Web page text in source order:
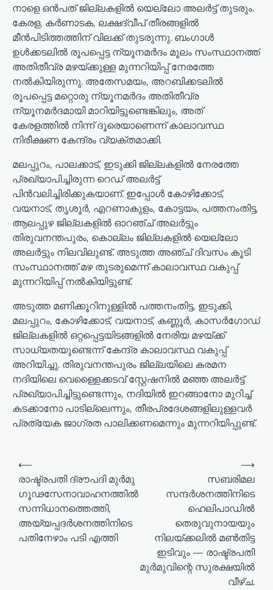
നാളെ ഒൻപത് ജില്ലകളിൽ യെല്ലോ അലർട്ട് തുടരും.
കേരള, കർണാടക, ലക്ഷദ്വീപ് തീരങ്ങളിൽ
മീൻപിടിത്തത്തിന് വിലക്ക് തുടരുന്നു. ബംഗാൾ
ഉൾക്കടലിൽ രൂപപ്പെട്ട ന്യൂനമർദം മൂലം സംസ്ഥാനത്ത്
അതിതീവ്ര മഴയ്ക്കുള്ള മുന്നറിയിപ്പ് നേരത്തേ
നൽകിയിരുന്നു. അതേസമയം, അറബിക്കടലിൽ
രൂപപ്പെട്ട മറ്റൊരു ന്യൂനമർദം അതിതീവ്ര
ന്യൂനമർദമായി മാറിയിട്ടുണ്ടെങ്കിലും, അത്
കേരളത്തിൽ നിന്ന് ദൂരെയാണെന്ന് കാലാവസ്ഥ
നിരീക്ഷണ കേന്ദ്രം വ്യക്തമാക്കി.
മലപ്പുറം, പാലക്കാട്, ഇടുക്കി ജില്ലകളിൽ നേരത്തേ
പ്രഖ്യാപിച്ചിരുന്ന റെഡ് അലർട്ട്
പിൻവലിച്ചിരിക്കുകയാണ്. ഇപ്പോൾ കോഴിക്കോട്,
വയനാട്, തൃശൂർ, എറണാകുളം, കോട്ടയം, പത്തനംതിട്ട,
ആലപ്പുഴ ജില്ലകളിൽ ഓറഞ്ച് അലർട്ടും
തിരുവനന്തപുരം, കൊല്ലം ജില്ലകളിൽ യെല്ലോ
അലർട്ടും നിലവിലുണ്ട്. അടുത്ത അഞ്ച് ദിവസം കൂടി
സംസ്ഥാനത്ത് മഴ തുടരുമെന്ന് കാലാവസ്ഥ വകുപ്പ്
മുന്നറിയിപ്പ് നൽകിയിട്ടുണ്ട്.
അടുത്ത മണിക്കൂറിനുള്ളിൽ പത്തനംതിട്ട, ഇടുക്കി,
മലപ്പുറം, കോഴിക്കോട്, വയനാട്, കണ്ണൂർ, കാസർഗോഡ്
ജില്ലകളിൽ ഒറ്റപ്പെട്ടയിടങ്ങളിൽ നേരിയ മഴയ്ക്ക്
സാധ്യതയുണ്ടെന്ന് കേന്ദ്ര കാലാവസ്ഥ വകുപ്പ്
അറിയിച്ചു. തിരുവനന്തപുരം ജില്ലയിലെ കരമന
നദിയിലെ വെള്ളൈക്കടവ് സ്റ്റേഷനിൽ മഞ്ഞ അലർട്ട്
പ്രഖ്യാപിച്ചിട്ടുണ്ടെന്നും, നദിയിൽ ഇറങ്ങാനോ മുറിച്ച്
കടക്കാനോ പാടില്ലെന്നും, തീരപ്രദേശങ്ങളിലുള്ളവർ
പ്രത്യേക ജാഗ്രത പാലിക്കണമെന്നും മുന്നറിയിപ്പുണ്ട്.
⟵
രാഷ്ട്രപതി ദ്രൗപദി മുർമു
ഗൂഢസേനാവാഹനത്തിൽ
സന്നിധാനത്തെത്തി,
അയ്യപ്പദർശനത്തിനിടെ
പതിനേഴാം പടി എത്തി
സബരിമല
സന്ദർശനത്തിനിടെ
ഹെലിപാഡിൽ
തെരുവുനായയും
നിലയ്ക്കലിൽ മൺതിട്ട
ഇടിവും — രാഷ്ട്രപതി
മുർമുവിന്റെ സുരക്ഷയിൽ
വീഴ്ച.
⟶